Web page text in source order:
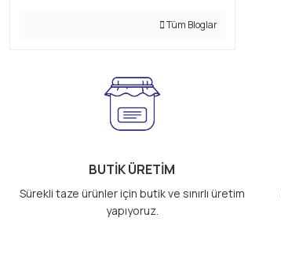
Tüm Bloglar
BUTİK ÜRETİM
Sürekli taze ürünler için butik ve sınırlı üretim
yapıyoruz.